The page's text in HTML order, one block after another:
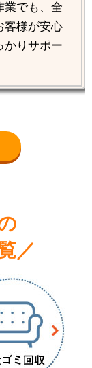
業でも、全
客様が安心
かりサポー
／